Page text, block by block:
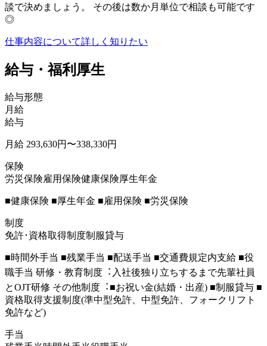
談で決めましょう。 その後は数か⽉単位で相談も可能です
◎
仕事内容について詳しく知りたい
給与・福利厚生
給与形態
月給
給与
月給 293,630円〜338,330円
保険
労災保険雇用保険健康保険厚生年金
■健康保険 ■厚⽣年⾦ ■雇⽤保険 ■労災保険
制度
免許･資格取得制度制服貸与
■時間外⼿当 ■残業⼿当 ■配送⼿当 ■交通費規定内⽀給 ■役
職⼿当 研修・教育制度︓⼊社後独り⽴ちするまで先輩社員
とOJT研修 その他制度︓■お祝い⾦(結婚・出産) ■制服貸与 ■
資格取得⽀援制度(準中型免許、中型免許、フォークリフト
免許など)
手当